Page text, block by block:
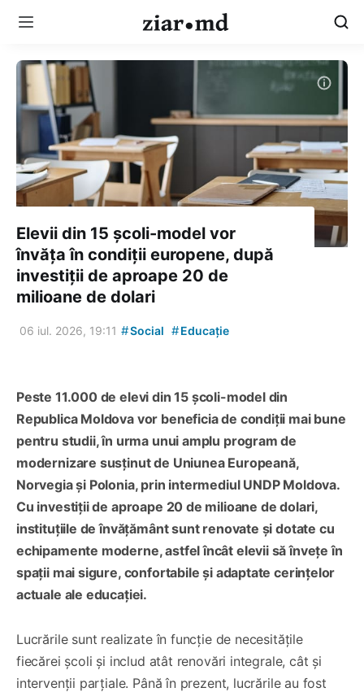
Elevii din 15 școli-model vor
învăța în condiții europene, după
investiții de aproape 20 de
milioane de dolari
06 iul. 2026, 19:11 #Social #Educație
Peste 11.000 de elevi din 15 școli-model din
Republica Moldova vor beneficia de condiții mai bune
pentru studii, în urma unui amplu program de
modernizare susținut de Uniunea Europeană,
Norvegia și Polonia, prin intermediul UNDP Moldova.
Cu investiții de aproape 20 de milioane de dolari,
instituțiile de învățământ sunt renovate și dotate cu
echipamente moderne, astfel încât elevii să învețe în
spații mai sigure, confortabile și adaptate cerințelor
actuale ale educației.
Lucrările sunt realizate în funcție de necesitățile
fiecărei școli și includ atât renovări integrale, cât și
intervenții parțiale. Până în prezent, lucrările au fost